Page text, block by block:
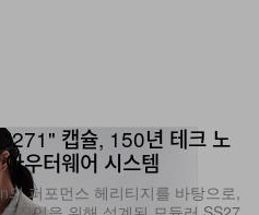
우터웨어 시스템
퍼포먼스 헤리티지를 바탕으로,
직임을 위해 설계된 모듈러 SS27